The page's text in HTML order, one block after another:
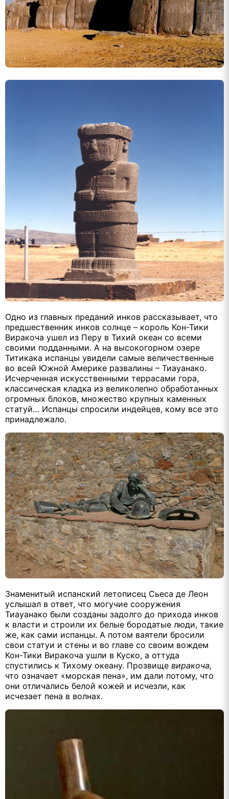
Одно из главных преданий инков рассказывает, что
предшественник инков солнце – король Кон-Тики
Виракоча ушел из Перу в Тихий океан со всеми
своими подданными. А на высокогорном озере
Титикака испанцы увидели самые величественные
во всей Южной Америке развалины – Тиауанако.
Исчерченная искусственными террасами гора,
классическая кладка из великолепно обработанных
огромных блоков, множество крупных каменных
статуй… Испанцы спросили индейцев, кому все это
принадлежало.
Знаменитый испанский летописец Сьеса де Леон
услышал в ответ, что могучие сооружения
Тиауанако были созданы задолго до прихода инков
к власти и строили их белые бородатые люди, такие
же, как сами испанцы. А потом ваятели бросили
свои статуи и стены и во главе со своим вождем
Кон-Тики Виракоча ушли в Куско, а оттуда
спустились к Тихому океану. Прозвище виракоча,
что означает «морская пена», им дали потому, что
они отличались белой кожей и исчезли, как
исчезает пена в волнах.